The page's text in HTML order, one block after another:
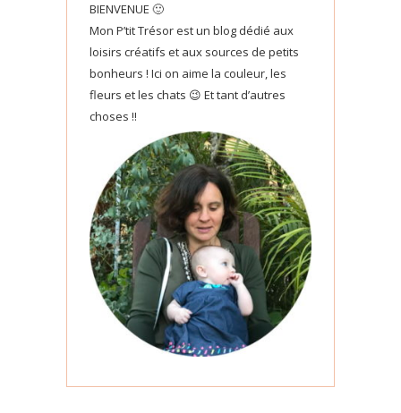
BIENVENUE 🙂
Mon P’tit Trésor est un blog dédié aux
loisirs créatifs et aux sources de petits
bonheurs ! Ici on aime la couleur, les
fleurs et les chats 😉 Et tant d’autres
choses !!